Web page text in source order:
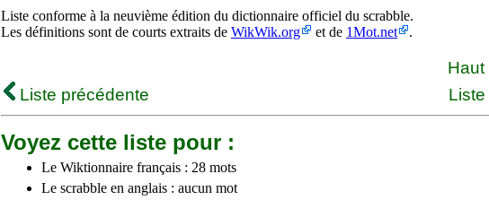
Liste conforme à la neuvième édition du dictionnaire officiel du scrabble.
Les définitions sont de courts extraits de WikWik.org et de 1Mot.net .
Liste précédente
Voyez cette liste pour :
Le Wiktionnaire français : 28 mots
Le scrabble en anglais : aucun mot